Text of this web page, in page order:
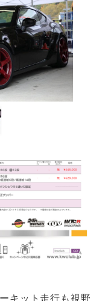
キット走行も視野